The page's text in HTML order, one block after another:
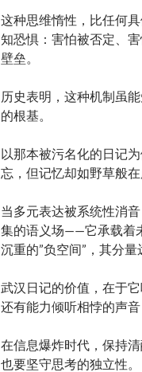
这种思维惰性，比任何
知恐惧：害怕被否定、
壁垒。
历史表明，这种机制虽
的根基。
以那本被污名化的日记
忘，但记忆却如野草般在
当多元表达被系统性消
集的语义场——它承载着
沉重的”负空间”，其分量
武汉日记的价值，在于
还有能力倾听相悖的声
在信息爆炸时代，保持
也要坚守思考的独立性。